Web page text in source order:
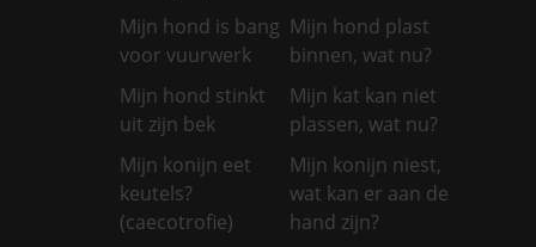
Mijn hond is bang
voor vuurwerk
Mijn hond plast
binnen, wat nu?
Mijn hond stinkt
uit zijn bek
Mijn kat kan niet
plassen, wat nu?
Mijn konijn eet
keutels?
(caecotrofie)
Mijn konijn niest,
wat kan er aan de
hand zijn?